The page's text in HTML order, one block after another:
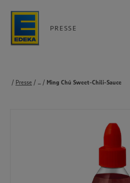
PRESSE
Presse Produkte
Mìng Chú Sweet-Chili-Sauce
...